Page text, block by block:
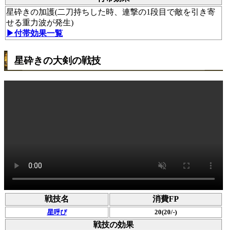
星砕きの加護(二刀持ちした時、連撃の1段目で敵を引き寄
せる重力波が発生)
▶︎付帯効果一覧
星砕きの大剣の戦技
戦技名 消費FP
星呼び 20(20/-)
戦技の効果